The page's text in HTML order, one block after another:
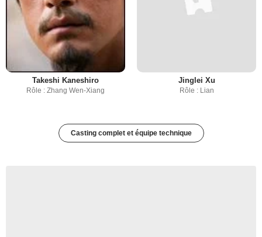
Takeshi Kaneshiro
Rôle : Zhang Wen-Xiang
Jinglei Xu
Rôle : Lian
Casting complet et équipe technique